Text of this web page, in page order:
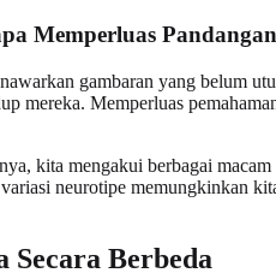
Memperluas
gambaran yang belum
mereka. Memperluas
kita mengakui berbagai
neurotipe memungkinkan
Secara Berbeda